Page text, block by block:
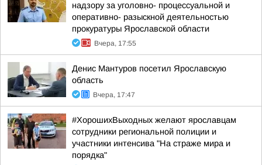
надзору за уголовно- процессуальной и
оперативно- разыскной деятельностью
прокуратуры Ярославской области
Вчера, 17:55
Денис Мантуров посетил Ярославскую
область
Вчера, 17:47
#ХорошихВыходных желают ярославцам
сотрудники региональной полиции и
участники интенсива "На страже мира и
порядка"